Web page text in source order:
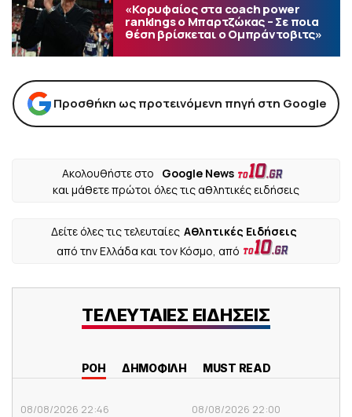
«Κορυφαίος στα coach power
rankings ο Μπαρτζώκας – Σε ποια
θέση βρίσκεται ο Ομπράντοβιτς»
Προσθήκη ως προτεινόμενη πηγή στη Google
Ακολουθήστε στο
Google News
και μάθετε πρώτοι όλες τις αθλητικές ειδήσεις
Δείτε όλες τις τελευταίες Αθλητικές Ειδήσεις
από την Ελλάδα και τον Κόσμο, από
ΤΕΛΕΥΤΑΙΕΣ ΕΙΔΗΣΕΙΣ
ΡΟΗ ΔΗΜΟΦΙΛΗ MUST READ
08/08/2026 22:46 08/08/2026 22:00